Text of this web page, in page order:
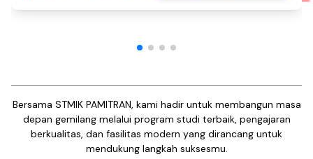
Bersama STMIK PAMITRAN, kami hadir untuk membangun masa
depan gemilang melalui program studi terbaik, pengajaran
berkualitas, dan fasilitas modern yang dirancang untuk
mendukung langkah suksesmu.